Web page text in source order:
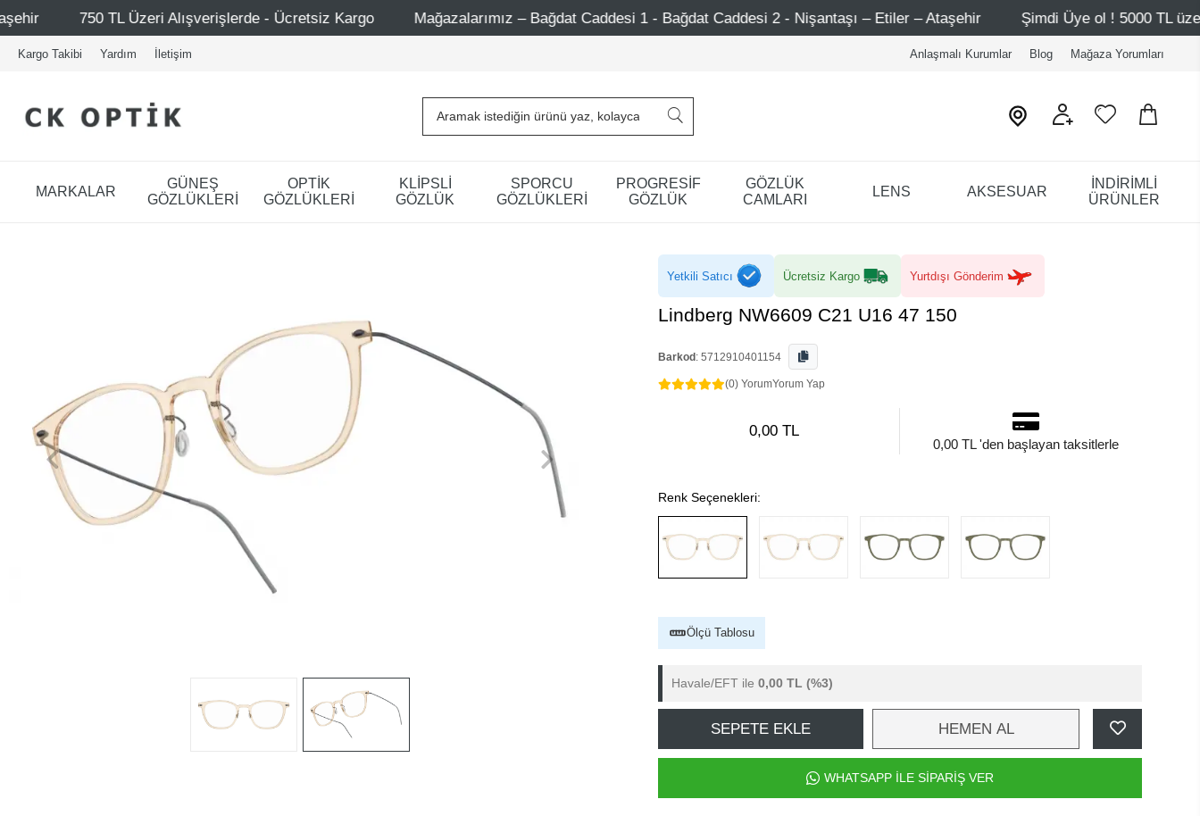
- Ücretsiz Kargo Mağazalarımız – Bağdat Caddesi 1 - Bağdat Caddesi 2 - Nişantaşı – Etiler – Ataşehir Şimdi Üye ol ! 5000 TL üzeri ilk alışverişinde 500
Kargo Takibi Yardım İletişim Anlaşmalı Kurumlar Blog Mağaza Yorumları
MARKALAR
GÜNEŞ
GÖZLÜKLERİ
OPTİK
GÖZLÜKLERİ
KLİPSLİ
GÖZLÜK
SPORCU
GÖZLÜKLERİ
PROGRESİF
GÖZLÜK
GÖZLÜK
CAMLARI
LENS AKSESUAR
İNDİRİMLİ
ÜRÜNLER
Yetkili Satıcı Ücretsiz Kargo Yurtdışı Gönderim
Lindberg NW6609 C21 U16 47 150
Barkod : 5712910401154
(0) YorumYorum Yap
0,00 TL
0,00 TL 'den başlayan taksitlerle
Renk Seçenekleri:
Ölçü Tablosu
Havale/EFT ile 0,00 TL (%3)
SEPETE EKLE HEMEN AL
WHATSAPP İLE SİPARİŞ VER